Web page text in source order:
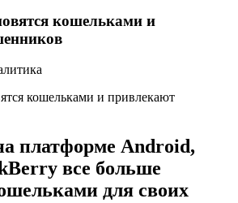
кошельками и
платформе Android,
все больше
для своих